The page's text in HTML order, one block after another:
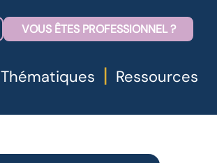
VOUS ÊTES PROFESSIONNEL ?
Thématiques | Ressources